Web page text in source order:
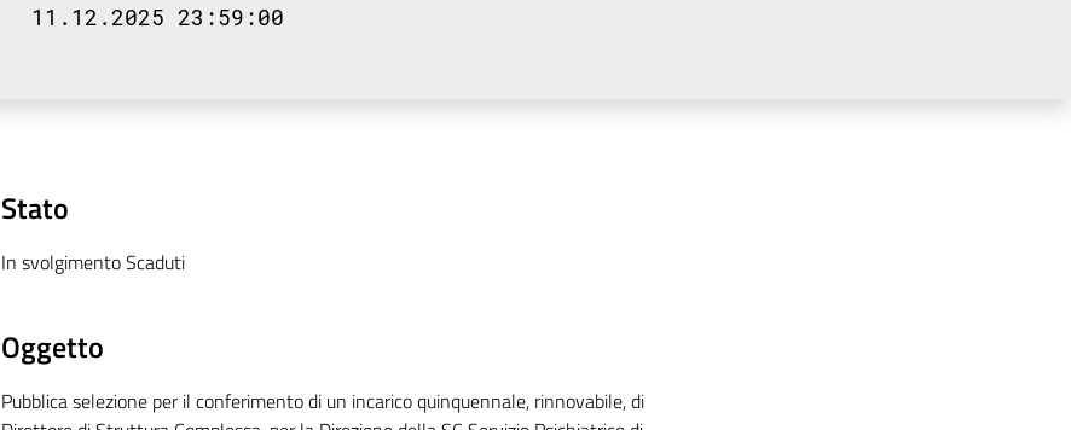
11.12.2025 23:59:00
Stato
In svolgimento Scaduti
Oggetto
Pubblica selezione per il conferimento di un incarico quinquennale, rinnovabile, di